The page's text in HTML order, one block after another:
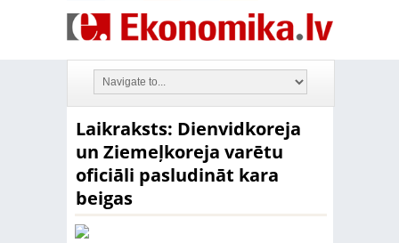
Laikraksts: Dienvidkoreja
un Ziemeļkoreja varētu
oficiāli pasludināt kara
beigas